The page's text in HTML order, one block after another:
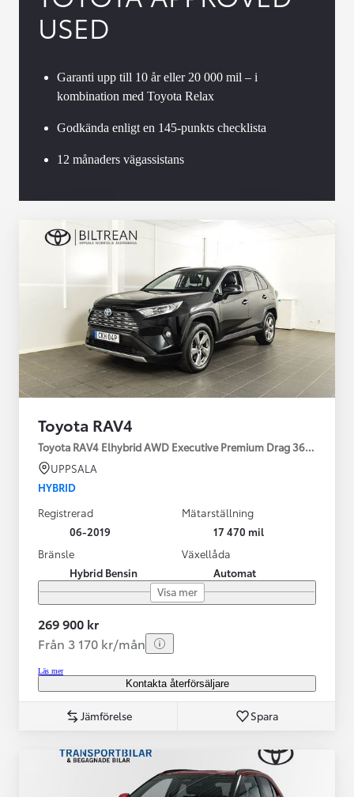
USED
Garanti upp till 10 år eller 20 000 mil – i
kombination med Toyota Relax
Godkända enligt en 145-punkts checklista
12 månaders vägassistans
Toyota RAV4
Toyota RAV4 Elhybrid AWD Executive Premium Drag 360-kamera
UPPSALA
HYBRID
Registrerad
06-2019
Mätarställning
17 470 mil
Bränsle
Hybrid Bensin
Växellåda
Automat
Visa mer
269 900 kr
Från 3 170 kr/mån
Läs mer
Kontakta återförsäljare
Jämförelse Spara